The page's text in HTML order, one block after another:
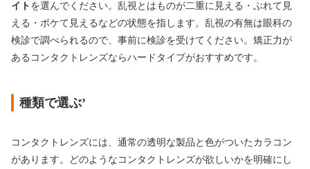
イト を選んでください。乱視とはものが二重に見える・ぶれて見
える・ボケて見えるなどの状態を指します。乱視の有無は眼科の
検診で調べられるので、事前に検診を受けてください。矯正力が
あるコンタクトレンズならハードタイプがおすすめです。
種類で選ぶ’
コンタクトレンズには、通常の透明な製品と色がついたカラコン
があります。どのようなコンタクトレンズが欲しいかを明確にし